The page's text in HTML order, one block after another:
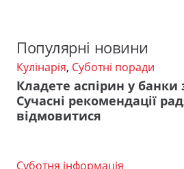
Популярні новини
Кулінарія, Суботні поради
Кладете аспірин у
Сучасні рекомендації
відмовитися
Суботня інформація